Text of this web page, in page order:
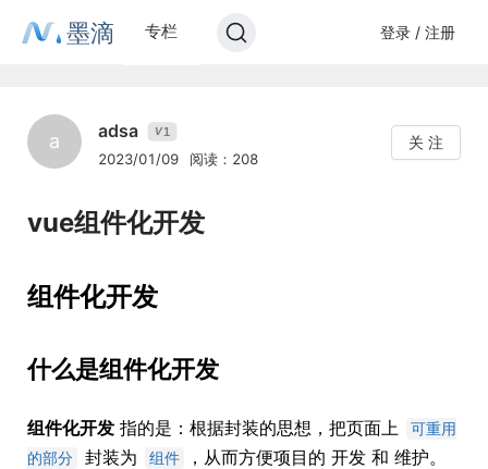
墨滴 专栏 登录 / 注册
a adsa V1
2023/01/09 阅读：208
关 注
vue组件化开发
组件化开发
什么是组件化开发
组件化开发 指的是：根据封装的思想，把页面上
可重用
的部分
封装为 组件 ，从而方便项目的 开发 和 维护。